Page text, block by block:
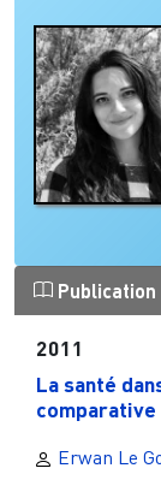
Publication
2011
La santé
Erwan Le